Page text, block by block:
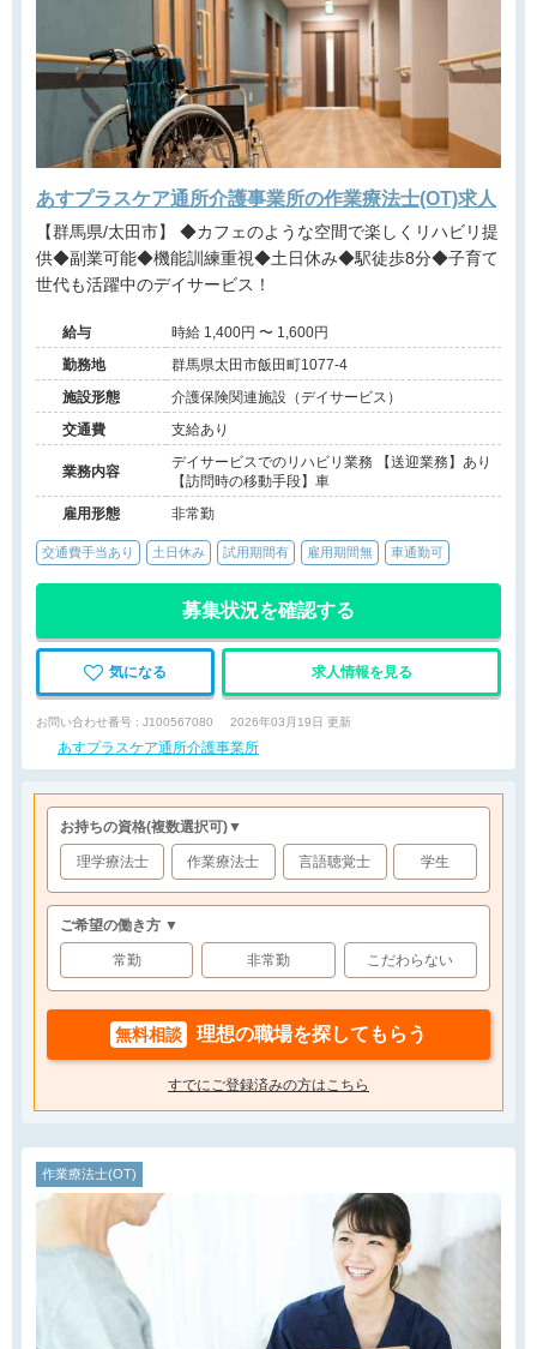
あすプラスケア通所介護事業所の作業療法士(OT)求人
【群馬県/太田市】 ◆カフェのような空間で楽しくリハビリ提
供◆副業可能◆機能訓練重視◆土日休み◆駅徒歩8分◆子育て
世代も活躍中のデイサービス！
給与
時給 1,400円 〜 1,600円
勤務地
群馬県太田市飯田町1077-4
施設形態
介護保険関連施設（デイサービス）
交通費
支給あり
業務内容
デイサービスでのリハビリ業務 【送迎業務】あり
【訪問時の移動手段】車
雇用形態
非常勤
交通費手当あり 土日休み 試用期間有 雇用期間無 車通勤可
募集状況を確認する
気になる 求人情報を見る
お問い合わせ番号 : J100567080 2026年03月19日 更新
あすプラスケア通所介護事業所
お持ちの資格(複数選択可)▼
理学療法士 作業療法士 言語聴覚士 学生
ご希望の働き方 ▼
常勤 非常勤 こだわらない
無料相談 理想の職場を探してもらう
すでにご登録済みの方はこちら
作業療法士(OT)